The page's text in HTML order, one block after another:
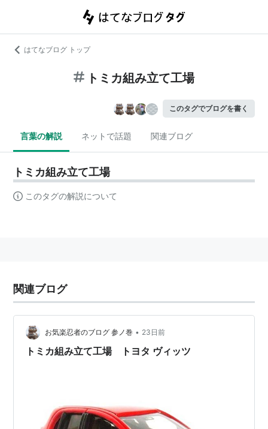
はてなブログ トップ
トミカ組み立て工場
このタグでブログを書く
言葉の解説 ネットで話題 関連ブログ
トミカ組み立て工場
このタグの解説について
関連ブログ
お気楽忍者のブログ 参ノ巻 • 23日前
トミカ組み立て工場 トヨタ ヴィッツ